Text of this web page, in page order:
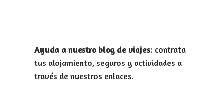
Ayuda a nuestro blog de viajes: contrata
tus alojamiento, seguros y actividades a
través de nuestros enlaces.